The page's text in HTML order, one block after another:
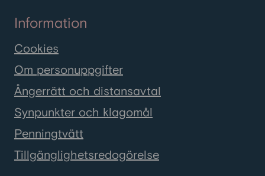
Information
Cookies
Om personuppgifter
Ångerrätt och distansavtal
Synpunkter och klagomål
Penningtvätt
Tillgänglighetsredogörelse